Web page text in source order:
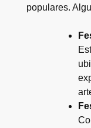
populares.